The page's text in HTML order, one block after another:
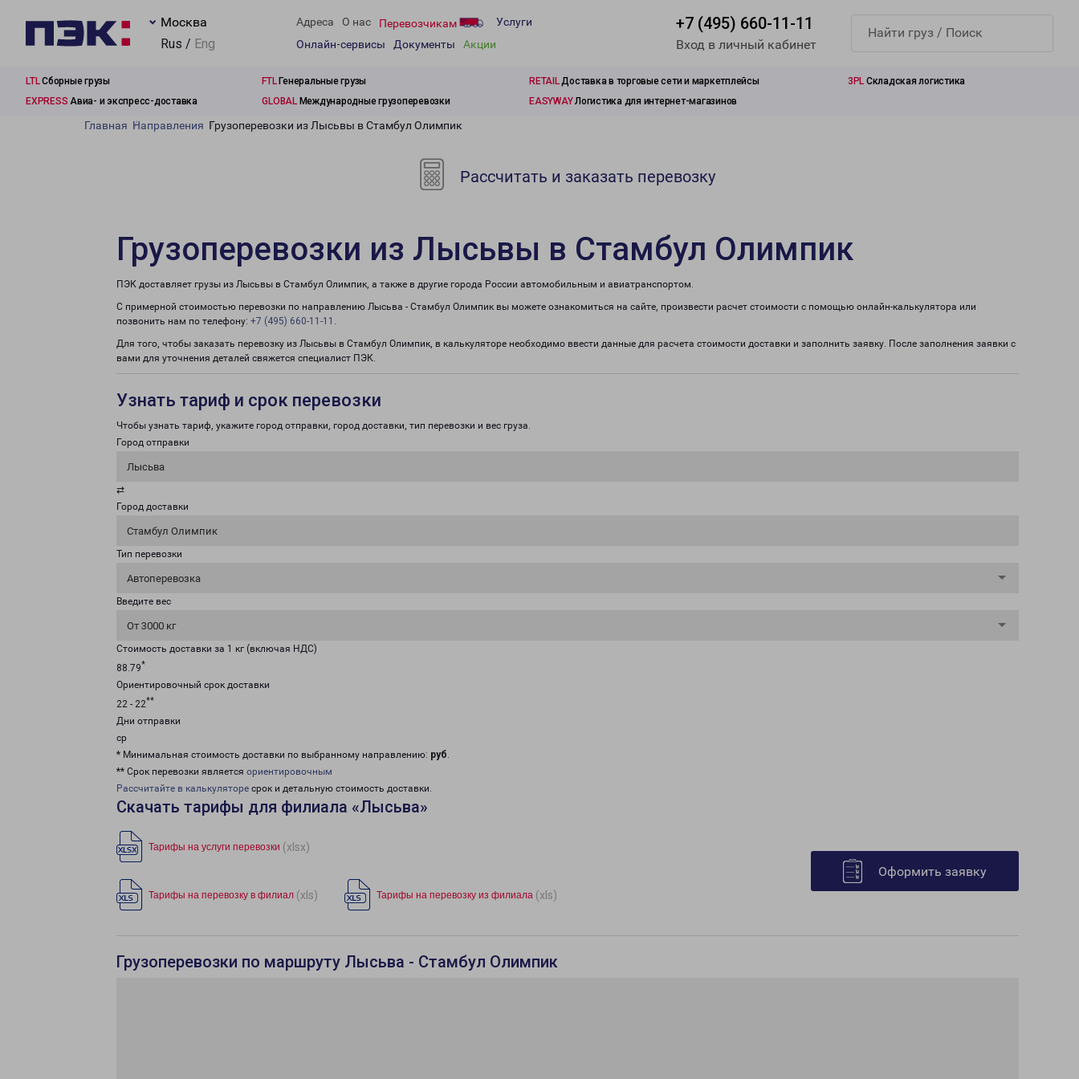
Москва
Rus / Eng
Адреса О нас Перевозчикам
Услуги
Онлайн-сервисы
Документы Акции
+7 (495) 660-11-11
Вход в личный кабинет
LTLСборные грузы FTLГенеральные грузы RETAILДоставка в торговые сети и маркетплейсы 3PL Складская логистика
EXPRESS Авиа- и экспресс-доставка GLOBALМеждународные грузоперевозки EASYWAYЛогистика для интернет-магазинов
Главная Направления Грузоперевозки из Лысьвы в Стамбул Олимпик
Рассчитать и заказать перевозку
Грузоперевозки из Лысьвы в Стамбул Олимпик
ПЭК доставляет грузы из Лысьвы в Стамбул Олимпик, а также в другие города России автомобильным и авиатранспортом.
С примерной стоимостью перевозки по направлению Лысьва - Стамбул Олимпик вы можете ознакомиться на сайте, произвести расчет стоимости с помощью онлайн-калькулятора или
позвонить нам по телефону: +7 (495) 660-11-11 .
Для того, чтобы заказать перевозку из Лысьвы в Стамбул Олимпик, в калькуляторе необходимо ввести данные для расчета стоимости доставки и заполнить заявку. После заполнения заявки с
вами для уточнения деталей свяжется специалист ПЭК.
Узнать тариф и срок перевозки
Чтобы узнать тариф, укажите город отправки, город доставки, тип перевозки и вес груза.
Город отправки
Лысьва
⇄
Город доставки
Стамбул Олимпик
Тип перевозки
Автоперевозка
Введите вес
От 3000 кг
Стоимость доставки за 1 кг (включая НДС)
88.79*
Ориентировочный срок доставки
22 - 22**
Дни отправки
ср
* Минимальная стоимость доставки по выбранному направлению: руб.
** Срок перевозки является ориентировочным
Рассчитайте в калькуляторе срок и детальную стоимость доставки.
Скачать тарифы для филиала «Лысьва»
Тарифы на услуги перевозки (xlsx)
Тарифы на перевозку в филиал (xls) Тарифы на перевозку из филиала (xls)
Оформить заявку
Грузоперевозки по маршруту Лысьва - Стамбул Олимпик